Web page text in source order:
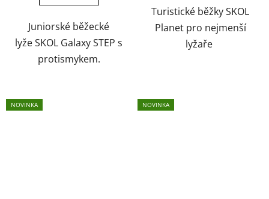
Juniorské běžecké
lyže SKOL Galaxy STEP s
protismykem.
Turistické běžky SKOL
Planet pro nejmenší
lyžaře
NOVINKA NOVINKA